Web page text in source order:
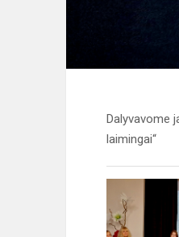
Dalyvavome
laimingai“